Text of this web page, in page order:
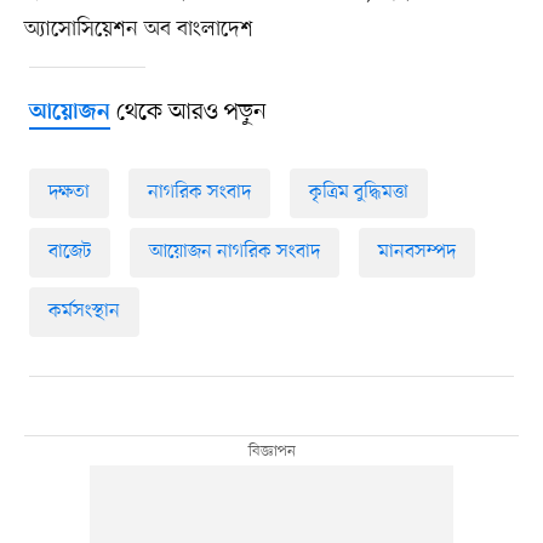
অ্যাসোসিয়েশন অব বাংলাদেশ
আয়োজনথেকে আরও পড়ুন
দক্ষতা নাগরিক সংবাদ কৃত্রিম বুদ্ধিমত্তা
বাজেট আয়োজন নাগরিক সংবাদ মানবসম্পদ
কর্মসংস্থান